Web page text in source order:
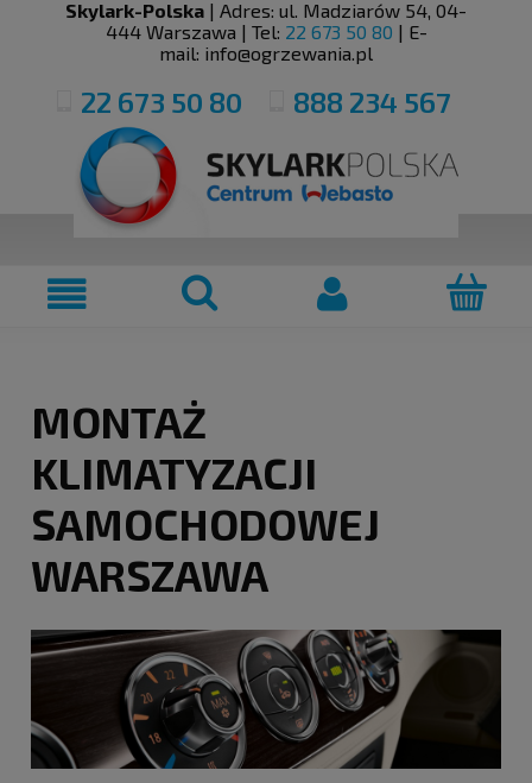
Skylark-Polska | Adres: ul. Madziarów 54, 04-
444 Warszawa | Tel: 22 673 50 80 | E-
mail: info@ogrzewania.pl
22 673 50 80 888 234 567
MONTAŻ
KLIMATYZACJI
SAMOCHODOWEJ
WARSZAWA